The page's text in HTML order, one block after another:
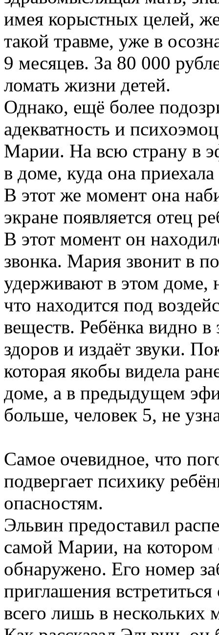
имея корыстных целей,
такой травме, уже в
9 месяцев. За 80 000
ломать жизни детей.
Однако, ещё более
адекватность и
Марии. На всю страну в
в доме, куда она
В этот же момент она
экране появляется отец
В этот момент он
звонка. Мария звонит в
удерживают в этом доме,
что находится под
веществ. Ребёнка видно
здоров и издаёт звуки.
которая якобы видела
доме, а в предыдущем
больше, человек 5, не
Самое очевидное, что
подвергает психику
опасностям.
Эльвин предоставил
самой Марии, на котором
обнаружено. Его номер
приглашения
всего лишь в нескольких